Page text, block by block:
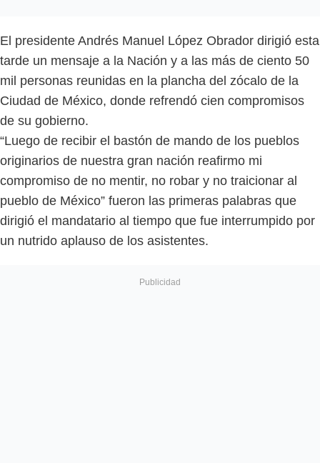
El presidente Andrés Manuel López Obrador dirigió esta
tarde un mensaje a la Nación y a las más de ciento 50
mil personas reunidas en la plancha del zócalo de la
Ciudad de México, donde refrendó cien compromisos
de su gobierno.
“Luego de recibir el bastón de mando de los pueblos
originarios de nuestra gran nación reafirmo mi
compromiso de no mentir, no robar y no traicionar al
pueblo de México” fueron las primeras palabras que
dirigió el mandatario al tiempo que fue interrumpido por
un nutrido aplauso de los asistentes.